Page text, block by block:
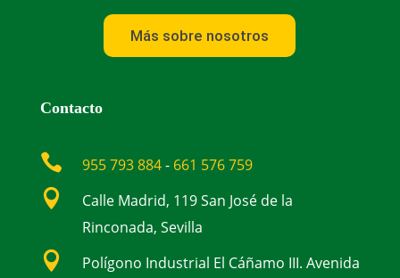
Más sobre nosotros
Contacto
 955 793 884- 661 576 759

Calle Madrid, 119 San José de la
Rinconada, Sevilla

Polígono Industrial El Cáñamo III. Avenida